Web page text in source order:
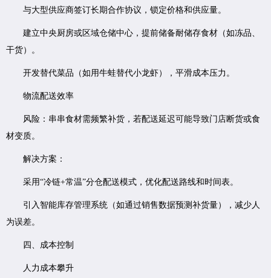
与大型供应商签订长期合作协议，锁定价格和供应量。
建立中央厨房或区域仓储中心，提前储备耐储存食材（如冻品、
干货）。
开发替代菜品（如用牛蛙替代小龙虾），平滑成本压力。
物流配送效率
风险：串串食材需频繁补货，若配送延迟可能导致门店断货或食
材变质。
解决方案：
采用“冷链+常温”分仓配送模式，优化配送路线和时间表。
引入智能库存管理系统（如通过销售数据预测补货量），减少人
为误差。
四、成本控制
人力成本攀升